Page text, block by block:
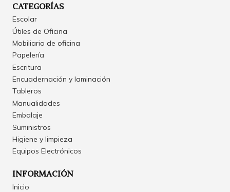
CATEGORÍAS
Escolar
Útiles de Oficina
Mobiliario de oficina
Papelería
Escritura
Encuadernación y laminación
Tableros
Manualidades
Embalaje
Suministros
Higiene y limpieza
Equipos Electrónicos
INFORMACIÓN
Inicio